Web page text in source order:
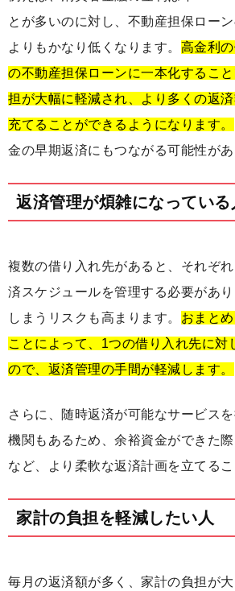
とが多いのに対し、不動産担保ロー
よりもかなり低くなります。 高金利
の不動産担保ローンに一本化するこ
担が大幅に軽減され、より多くの返
充てることができるようになります。
金の早期返済にもつながる可能性があ
返済管理が煩雑になっている
複数の借り入れ先があると、それぞ
済スケジュールを管理する必要があ
しまうリスクも高まります。 おまと
ことによって、1つの借り入れ先に対
ので、返済管理の手間が軽減します。
さらに、随時返済が可能なサービス
機関もあるため、余裕資金ができた
など、より柔軟な返済計画を立てるこ
家計の負担を軽減したい人
毎月の返済額が多く、家計の負担が